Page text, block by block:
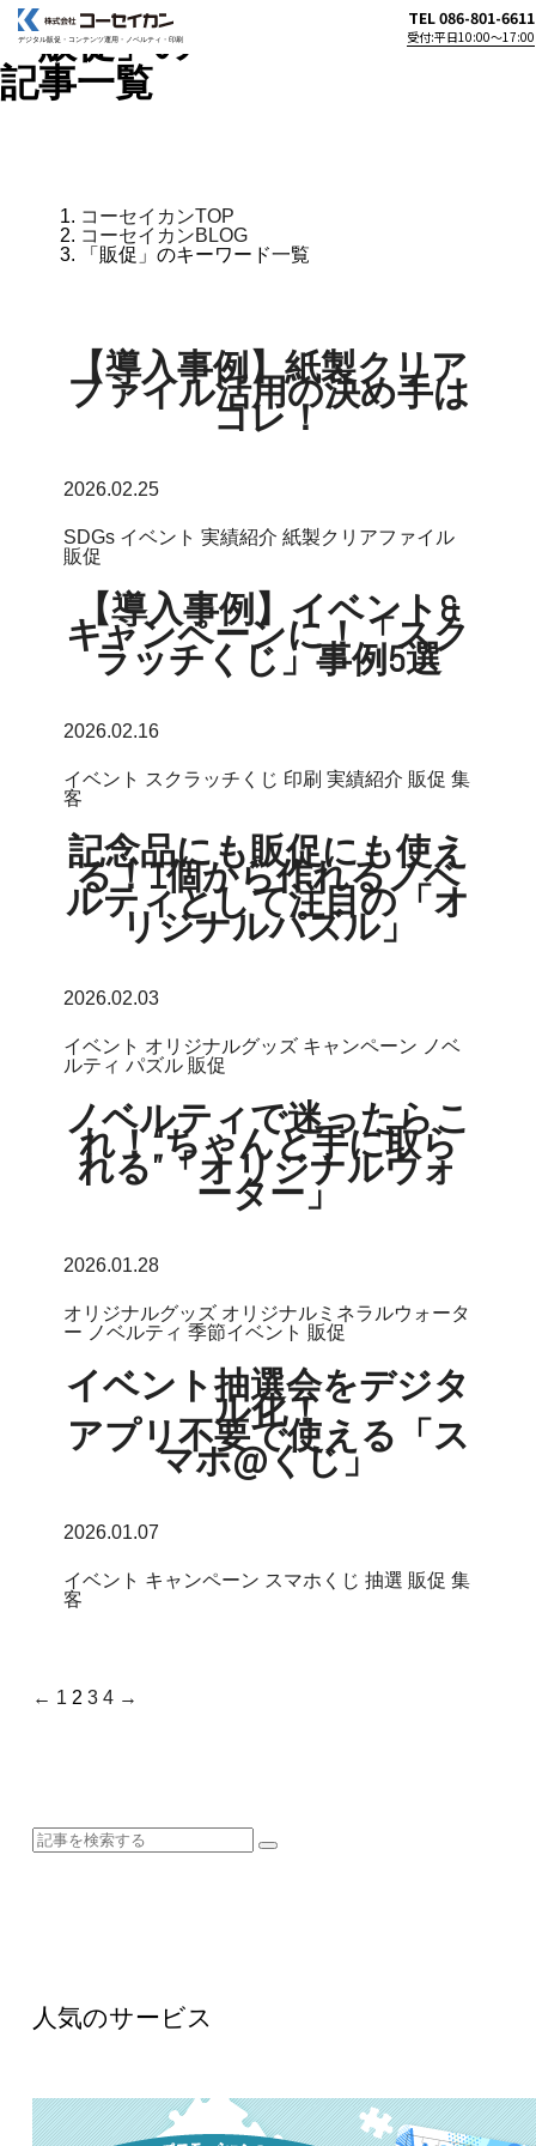
デジタル販促・コンテンツ運用・ ノベルティ・印刷
TEL 086-801-6611
受付:平日10:00〜17:00
「販促」の
記事一覧
コーセイカンTOP
コーセイカンBLOG
「販促」のキーワード一覧
【導入事例】紙製クリア
ファイル活用の決め手は
コレ！
2026.02.25
SDGs イベント 実績紹介 紙製クリアファイル
販促
【導入事例】イベント&
キャンペーンに！「スク
ラッチくじ」事例5選
2026.02.16
イベント スクラッチくじ 印刷 実績紹介 販促 集
客
記念品にも販促にも使え
る！1個から作れるノベ
ルティとして注目の「オ
リジナルパズル」
2026.02.03
イベント オリジナルグッズ キャンペーン ノベ
ルティ パズル 販促
ノベルティで迷ったらこ
れ！“ちゃんと手に取ら
れる”「オリジナルウォ
ーター」
2026.01.28
オリジナルグッズ オリジナルミネラルウォータ
ー ノベルティ 季節イベント 販促
イベント抽選会をデジタ
ル化！
アプリ不要で使える「ス
マホ@くじ」
2026.01.07
イベント キャンペーン スマホくじ 抽選 販促 集
客
← 1 2 3 4 →
人気のサービス